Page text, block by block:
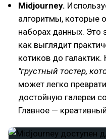
Midjourney.
алгоритмы, которые
наборах данных. Это
как выглядит
котиков до
"грустный тостер,
может легко
достойную галереи
Главное —